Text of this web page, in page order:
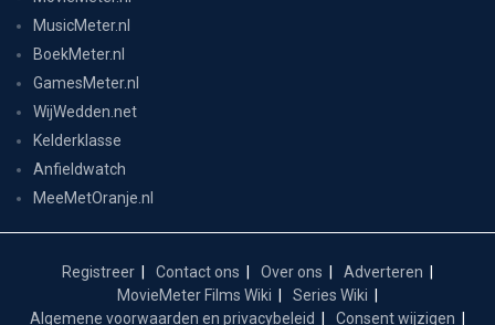
MusicMeter.nl
BoekMeter.nl
GamesMeter.nl
WijWedden.net
Kelderklasse
Anfieldwatch
MeeMetOranje.nl
Registreer Contact ons Over ons
Adverteren
MovieMeter Films Wiki
Series Wiki
Algemene voorwaarden en privacybeleid
Consent wijzigen